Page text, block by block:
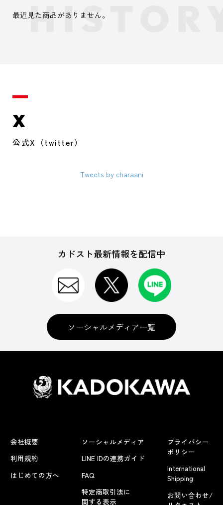
最近見た商品がありません。
X
公式X（twitter）
Tweets by charaani
カドスト最新情報を配信中
ソーシャルメディア一覧
会社概要
利用規約
はじめての方へ
ソーシャルメディア
LINE IDの連携ガイド
FAQ
特定商取引法に
関する表示
プライバシー
ポリシー
International
Shipping
お問い合わせ/